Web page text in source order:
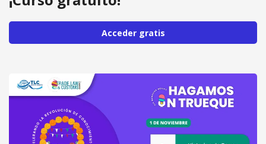
Acceder gratis